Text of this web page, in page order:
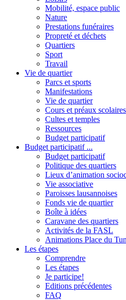
Mobilité, espace public
Nature
Prestations funéraires
Propreté et déchets
Quartiers
Sport
Travail
Vie de quartier
Parcs et sports
Manifestations
Vie de quartier
Cours et préaux scolaires
Cultes et temples
Ressources
Budget participatif
Budget participatif ...
Budget participatif
Politique des quartiers
Lieux d’animation
Vie associative
Paroisses lausannoises
Fonds vie de quartier
Boîte à idées
Caravane des quartiers
Activités de la FASL
Animations Place du
Les étapes
Comprendre
Les étapes
Je participe!
Editions précédentes
FAQ